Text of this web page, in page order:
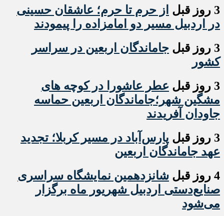
3 روز قبل
از حرم تا حرم؛ عاشقان حسینی
در اردبیل مسیر دو امامزاده را پیمودند
3 روز قبل
جاماندگان اربعین در سراسر
کشور
3 روز قبل
عطر عاشورا در کوچه های
مشگین شهر؛جاماندگان اربعین حماسه
جاودان آفریدند
3 روز قبل
پارس‌آباد در مسیر کربلا؛ تجدید
عهد جاماندگان اربعین
4 روز قبل
شانزدهمین نمایشگاه سراسری
صنایع‌دستی اردبیل شهریور ماه برگزار
می‌شود